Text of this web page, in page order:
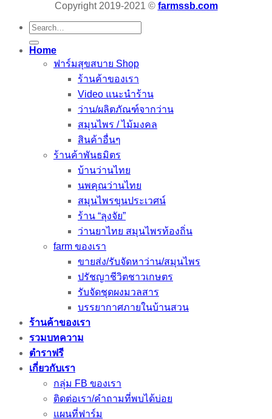
Copyright 2019-2021 © farmssb.com
Search
for:
Home
ฟาร์มสุขสบาย Shop
ร้านค้าของเรา
Video แนะนำร้าน
ว่าน/ผลิตภัณฑ์จากว่าน
สมุนไพร / ไม้มงคล
สินค้าอื่นๆ
ร้านค้าพันธมิตร
บ้านว่านไทย
นพคุณว่านไทย
สมุนไพรขุนประเวศน์
ร้าน “ลุงจัย”
ว่านยาไทย สมุนไพรท้องถิ่น
farm ของเรา
ขายส่ง/รับจัดหาว่าน/สมุนไพร
ปรัชญาชีวิตชาวเกษตร
รับจัดชุดผงมวลสาร
บรรยากาศภายในบ้านสวน
ร้านค้าของเรา
รวมบทความ
ตำราฟรี
เกี่ยวกับเรา
กลุ่ม FB ของเรา
ติดต่อเรา/คำถามที่พบได้บ่อย
แผนที่ฟาร์ม